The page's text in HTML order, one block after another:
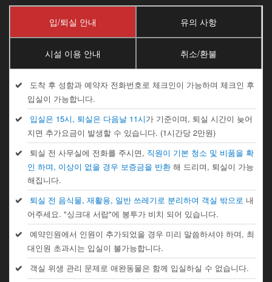
입/퇴실 안내 유의 사항
시설 이용 안내 취소/환불
도착 후 성함과 예약자 전화번호로 체크인이 가능하며 체크인 후
입실이 가능합니다.
입실은 15시, 퇴실은 다음날 11시가 기준이며, 퇴실 시간이 늦어
지면 추가요금이 발생할 수 있습니다. (1시간당 2만원)
퇴실 전 사무실에 전화를 주시면, 직원이 기본 청소 및 비품을 확
인 하며, 이상이 없을 경우 보증금을 반환해 드리며, 퇴실이 가능
해집니다.
퇴실 전 음식물, 재활용, 일반 쓰레기로 분리하여 객실 밖으로 내
어주세요. "싱크대 서랍"에 봉투가 비치 되어 있습니다.
예약인원에서 인원이 추가되었을 경우 미리 말씀하셔야 하며, 최
대인원 초과시는 입실이 불가능합니다.
객실 위생 관리 문제로 애완동물은 함께 입실하실 수 없습니다.